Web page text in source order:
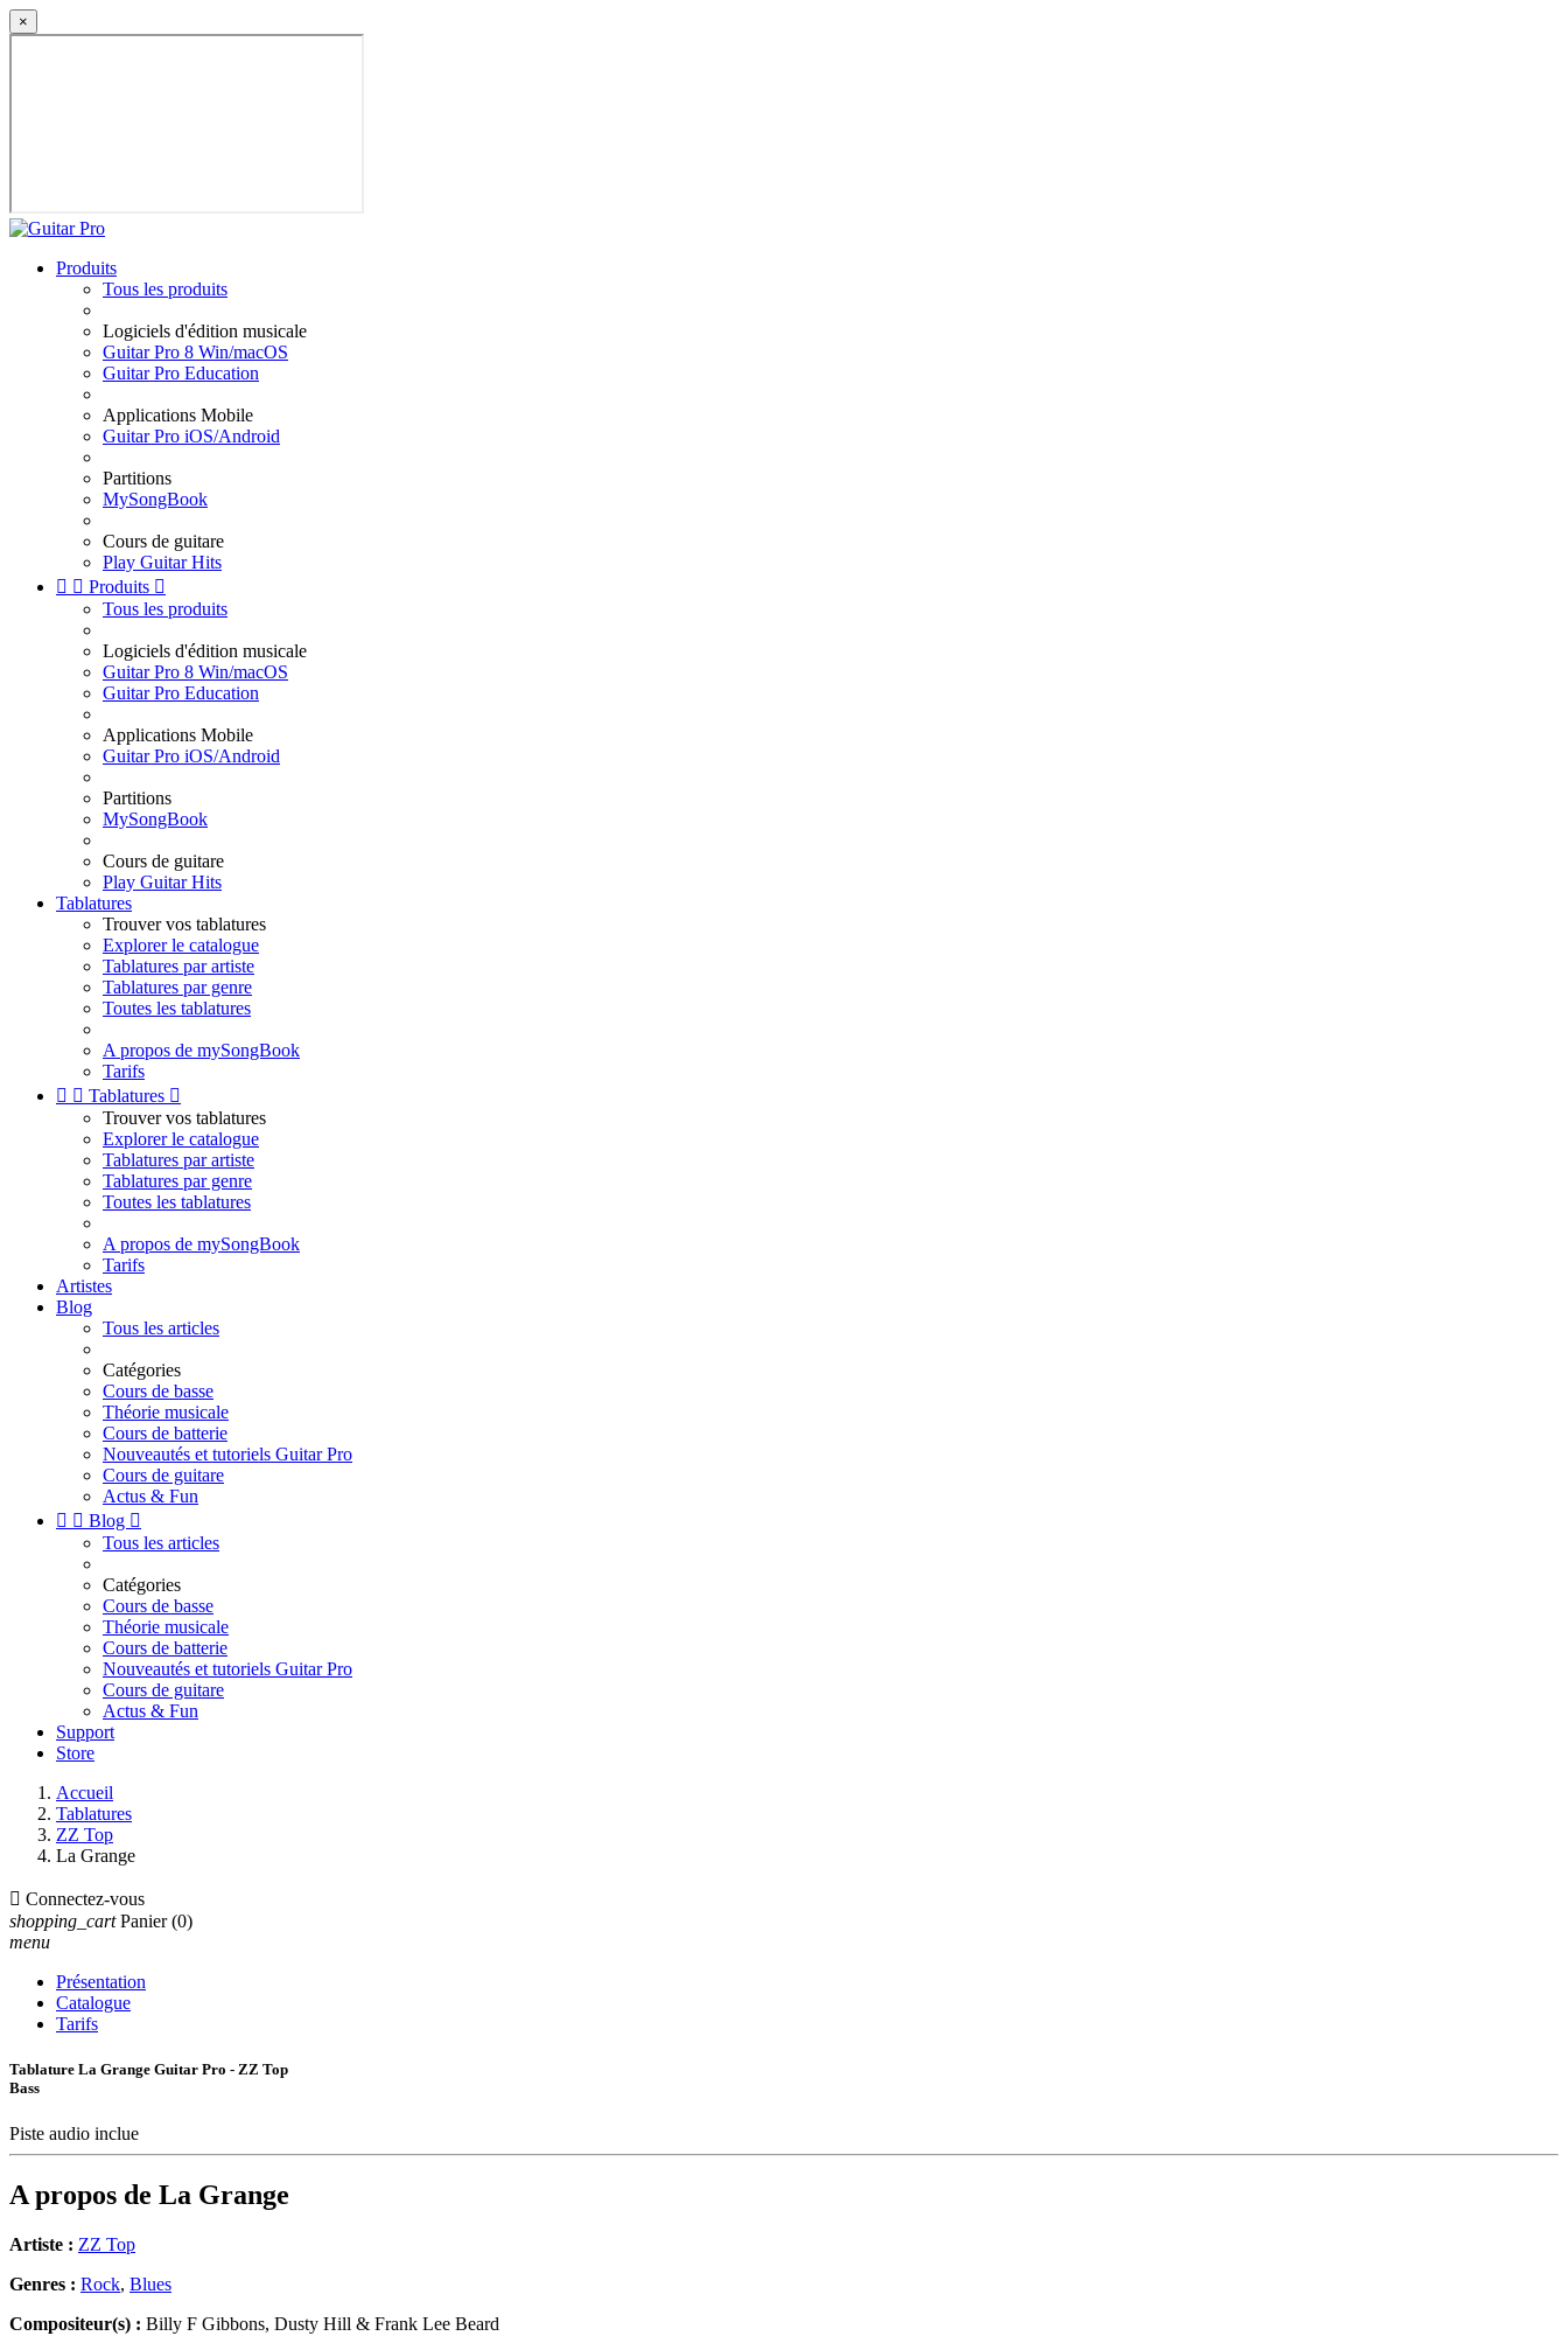
×
Produits
Tous les produits
Logiciels d'édition musicale
Guitar Pro 8 Win/macOS
Guitar Pro Education
Applications Mobile
Guitar Pro iOS/Android
Partitions
MySongBook
Cours de guitare
Play Guitar Hits
  Produits 
Tous les produits
Logiciels d'édition musicale
Guitar Pro 8 Win/macOS
Guitar Pro Education
Applications Mobile
Guitar Pro iOS/Android
Partitions
MySongBook
Cours de guitare
Play Guitar Hits
Tablatures
Trouver vos tablatures
Explorer le catalogue
Tablatures par artiste
Tablatures par genre
Toutes les tablatures
A propos de mySongBook
Tarifs
  Tablatures 
Trouver vos tablatures
Explorer le catalogue
Tablatures par artiste
Tablatures par genre
Toutes les tablatures
A propos de mySongBook
Tarifs
Artistes
Blog
Tous les articles
Catégories
Cours de basse
Théorie musicale
Cours de batterie
Nouveautés et tutoriels Guitar Pro
Cours de guitare
Actus & Fun
  Blog 
Tous les articles
Catégories
Cours de basse
Théorie musicale
Cours de batterie
Nouveautés et tutoriels Guitar Pro
Cours de guitare
Actus & Fun
Support
Store
Accueil
Tablatures
ZZ Top
La Grange
 Connectez-vous
shopping_cart Panier (0)
menu
Présentation
Catalogue
Tarifs
Tablature La Grange Guitar Pro - ZZ Top
Bass
Piste audio inclue
A propos de La Grange
Artiste : ZZ Top
Genres : Rock, Blues
Compositeur(s) : Billy F Gibbons, Dusty Hill & Frank Lee Beard